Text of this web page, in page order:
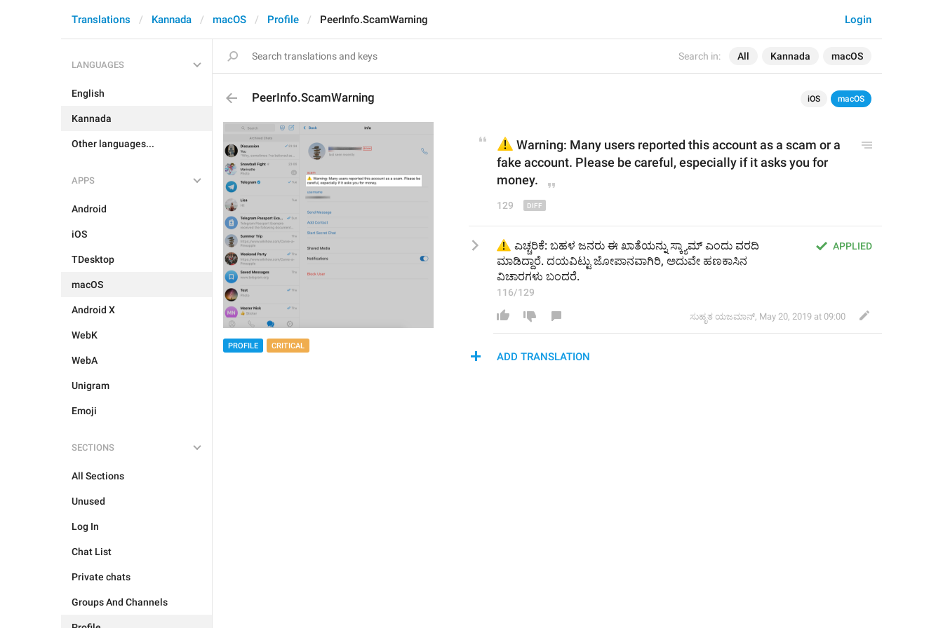
Search in: All Kannada macOS
Login
Translations Kannada macOS Profile PeerInfo.ScamWarning
LANGUAGES
English
Kannada
Other languages...
APPS
Android
iOS
TDesktop
macOS
Android X
WebK
WebA
Unigram
Emoji
SECTIONS
All Sections
Unused
Log In
Chat List
Private chats
Groups And Channels
PeerInfo.ScamWarning iOS macOS
PROFILE CRITICAL
⚠️ Warning: Many users reported this account as a scam or a
fake account. Please be careful, especially if it asks you for
money.
129
APPLIED
⚠️ ಎಚ್ಚರಿಕೆ: ಬಹಳ ಜನರು ಈ ಖಾತೆಯನ್ನು ಸ್ಕ್ಯಾಮ್ ಎಂದು ವರದಿ
ಮಾಡಿದ್ದಾರೆ. ದಯವಿಟ್ಟು ಜೋಪಾನವಾಗಿರಿ, ಅದುವೇ ಹಣಕಾಸಿನ
ವಿಚಾರಗಳು ಬಂದರೆ.
116/129
ಸುಹೃತ ಯಜಮಾನ್, May 20, 2019 at 09:00
ADD TRANSLATION